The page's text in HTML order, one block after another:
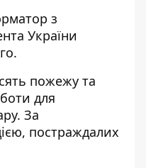
з
України
.
пожежу та
для
За
постраждалих